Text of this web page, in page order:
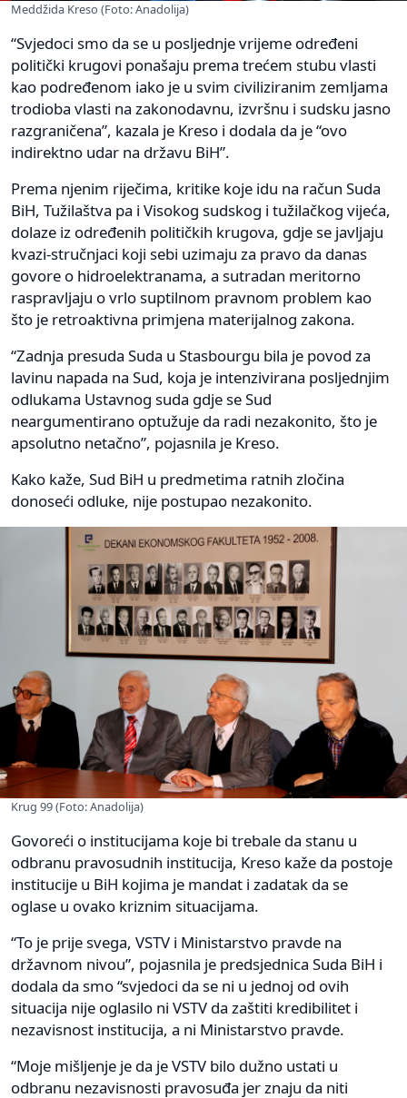
Meddžida Kreso (Foto: Anadolija)
“Svjedoci smo da se u posljednje vrijeme određeni
politički krugovi ponašaju prema trećem stubu vlasti
kao podređenom iako je u svim civiliziranim zemljama
trodioba vlasti na zakonodavnu, izvršnu i sudsku jasno
razgraničena”, kazala je Kreso i dodala da je “ovo
indirektno udar na državu BiH”.
Prema njenim riječima, kritike koje idu na račun Suda
BiH, Tužilaštva pa i Visokog sudskog i tužilačkog vijeća,
dolaze iz određenih političkih krugova, gdje se javljaju
kvazi-stručnjaci koji sebi uzimaju za pravo da danas
govore o hidroelektranama, a sutradan meritorno
raspravljaju o vrlo suptilnom pravnom problem kao
što je retroaktivna primjena materijalnog zakona.
“Zadnja presuda Suda u Stasbourgu bila je povod za
lavinu napada na Sud, koja je intenzivirana posljednjim
odlukama Ustavnog suda gdje se Sud
neargumentirano optužuje da radi nezakonito, što je
apsolutno netačno”, pojasnila je Kreso.
Kako kaže, Sud BiH u predmetima ratnih zločina
donoseći odluke, nije postupao nezakonito.
Krug 99 (Foto: Anadolija)
Govoreći o institucijama koje bi trebale da stanu u
odbranu pravosudnih institucija, Kreso kaže da postoje
institucije u BiH kojima je mandat i zadatak da se
oglase u ovako kriznim situacijama.
“To je prije svega, VSTV i Ministarstvo pravde na
državnom nivou”, pojasnila je predsjednica Suda BiH i
dodala da smo “svjedoci da se ni u jednoj od ovih
situacija nije oglasilo ni VSTV da zaštiti kredibilitet i
nezavisnost institucija, a ni Ministarstvo pravde.
“Moje mišljenje je da je VSTV bilo dužno ustati u
odbranu nezavisnosti pravosuđa jer znaju da niti